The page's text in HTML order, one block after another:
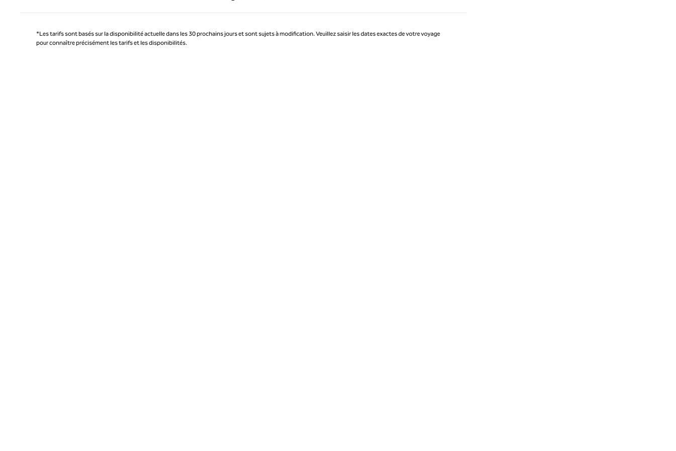
*Les tarifs sont basés sur la disponibilité actuelle dans les 30 prochains jours et sont sujets à modification. Veuillez saisir les dates exactes de votre voyage
pour connaître précisément les tarifs et les disponibilités.